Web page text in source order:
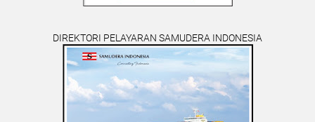
DIREKTORI PELAYARAN SAMUDERA INDONESIA